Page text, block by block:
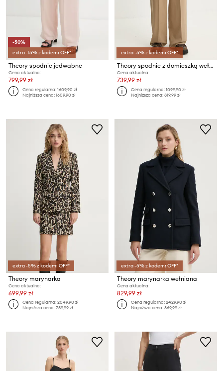
-50%
extra -15% z kodem: OFF*
Theory spodnie jedwabne
Cena aktualna:
799,99 zł
Cena regularna:1609,90 zł
Najniższa cena:1609,90 zł
extra -5% z kodem: OFF*
Theory spodnie z domieszką wełny
Cena aktualna:
739,99 zł
Cena regularna:1099,90 zł
Najniższa cena:819,99 zł
extra -5% z kodem: OFF*
Theory marynarka
Cena aktualna:
699,99 zł
Cena regularna:2049,90 zł
Najniższa cena:739,99 zł
extra -5% z kodem: OFF*
Theory marynarka wełniana
Cena aktualna:
829,99 zł
Cena regularna:2429,90 zł
Najniższa cena:869,99 zł